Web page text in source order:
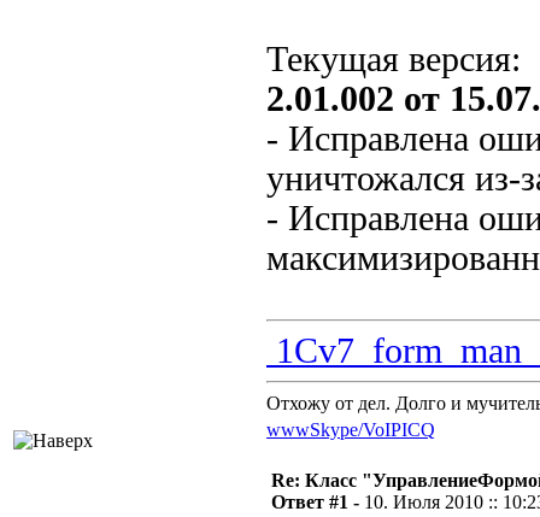
Текущая версия:
2.01.002 от
- Исправлена
уничтожался из-
- Исправлена
Отхожу от дел. Долго и
wwwSkype/VoIPICQ
Re: Класс
Ответ #1 - 10. Июля 2010 ::